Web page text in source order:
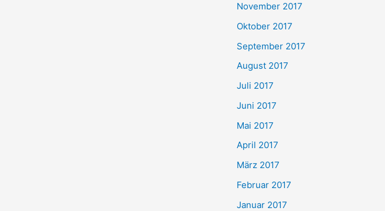
November 2017
Oktober 2017
September 2017
August 2017
Juli 2017
Juni 2017
Mai 2017
April 2017
März 2017
Februar 2017
Januar 2017